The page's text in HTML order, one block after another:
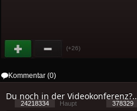
(+26)
Kommentar (0)
Du noch in der Videokonferenz?..
24218334 Haupt 378329